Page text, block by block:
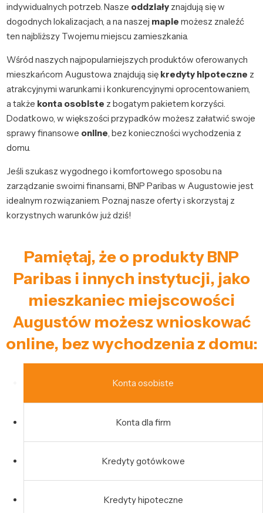
indywidualnych potrzeb. Nasze oddziały znajdują się w
dogodnych lokalizacjach, a na naszej mapie możesz znaleźć
ten najbliższy Twojemu miejscu zamieszkania.
Wśród naszych najpopularniejszych produktów oferowanych
mieszkańcom Augustowa znajdują się kredyty hipoteczne z
atrakcyjnymi warunkami i konkurencyjnymi oprocentowaniem,
a także konta osobiste z bogatym pakietem korzyści.
Dodatkowo, w większości przypadków możesz załatwić swoje
sprawy finansowe online, bez konieczności wychodzenia z
domu.
Jeśli szukasz wygodnego i komfortowego sposobu na
zarządzanie swoimi finansami, BNP Paribas w Augustowie jest
idealnym rozwiązaniem. Poznaj nasze oferty i skorzystaj z
korzystnych warunków już dziś!
Pamiętaj, że o produkty BNP
Paribas i innych instytucji, jako
mieszkaniec miejscowości
Augustów możesz wnioskować
online, bez wychodzenia z domu:
Konta osobiste
Konta dla firm
Kredyty gotówkowe
Kredyty hipoteczne